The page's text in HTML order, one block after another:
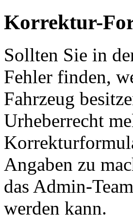
Korrektur-
Sollten Sie in
Fehler finden,
Fahrzeug
Urheberrecht
Angaben zu
das Admin-
werden kann.